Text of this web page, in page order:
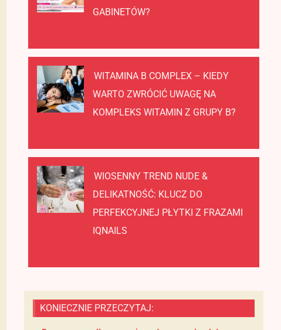
GABINETÓW?
WITAMINA B COMPLEX – KIEDY
WARTO ZWRÓCIĆ UWAGĘ NA
KOMPLEKS WITAMIN Z GRUPY B?
WIOSENNY TREND NUDE &
DELIKATNOŚĆ: KLUCZ DO
PERFEKCYJNEJ PŁYTKI Z FRAZAMI
IQNAILS
KONIECZNIE PRZECZYTAJ: